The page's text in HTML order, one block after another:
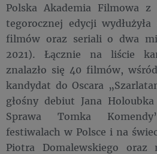
Polska Akademia Filmowa
tegorocznej edycji
filmów oraz seriali o dwa
2021). Łącznie na liście
znalazło się 40 filmów,
kandydat do Oscara
głośny debiut Jana
Sprawa Tomka
festiwalach w Polsce i na
Piotra Domalewskiego oraz